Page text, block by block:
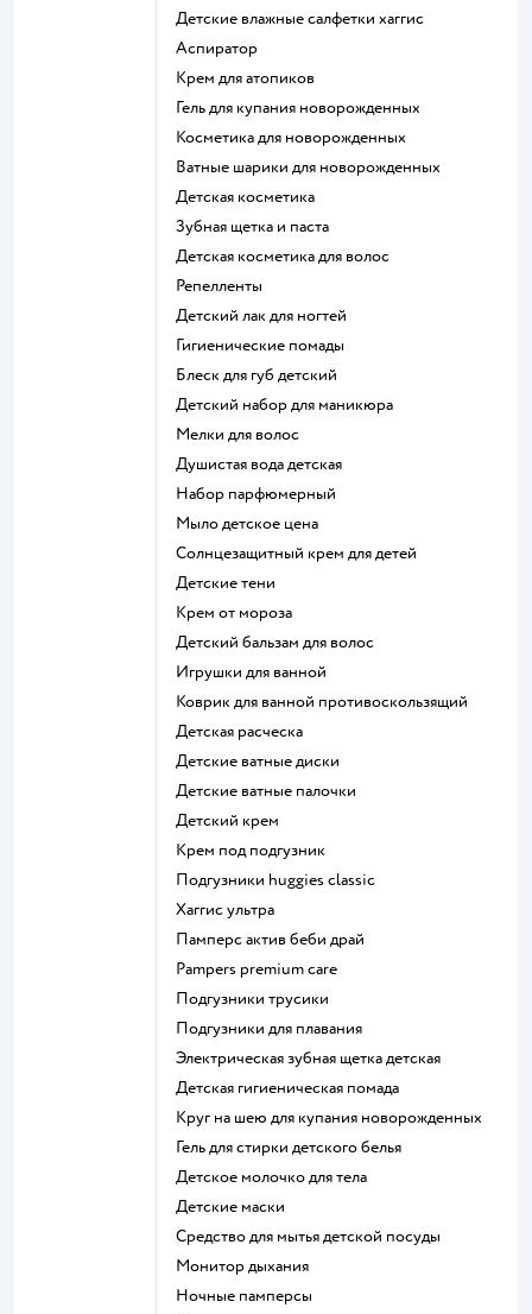
детские влажные салфетки хаггис
аспиратор
крем для атопиков
гель для купания новорожденных
косметика для новорожденных
ватные шарики для новорожденных
детская косметика
зубная щетка и паста
детская косметика для волос
репелленты
детский лак для ногтей
гигиенические помады
блеск для губ детский
детский набор для маникюра
мелки для волос
душистая вода детская
набор парфюмерный
мыло детское цена
солнцезащитный крем для детей
детские тени
крем от мороза
детский бальзам для волос
игрушки для ванной
коврик для ванной противоскользящий
детская расческа
детские ватные диски
детские ватные палочки
детский крем
крем под подгузник
подгузники huggies classic
хаггис ультра
памперс актив беби драй
pampers premium care
подгузники трусики
подгузники для плавания
электрическая зубная щетка детская
детская гигиеническая помада
круг на шею для купания новорожденных
гель для стирки детского белья
детское молочко для тела
детские маски
средство для мытья детской посуды
монитор дыхания
ночные памперсы